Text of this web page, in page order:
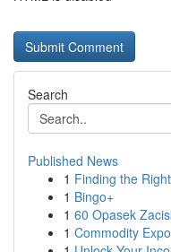
Search
Published News
1 Finding the
1 Bingo+
1 60 Opasek
1 Commodity